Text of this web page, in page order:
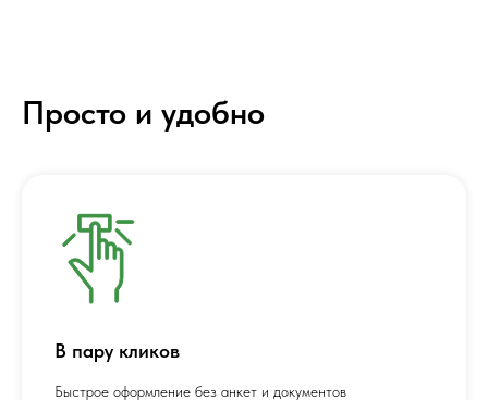
Просто и удобно
В пару кликов
Быстрое оформление без анкет и документов